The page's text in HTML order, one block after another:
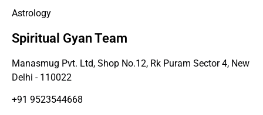
Astrology
Spiritual Gyan Team
Manasmug Pvt. Ltd, Shop No.12, Rk Puram Sector 4, New
Delhi - 110022
+91 9523544668